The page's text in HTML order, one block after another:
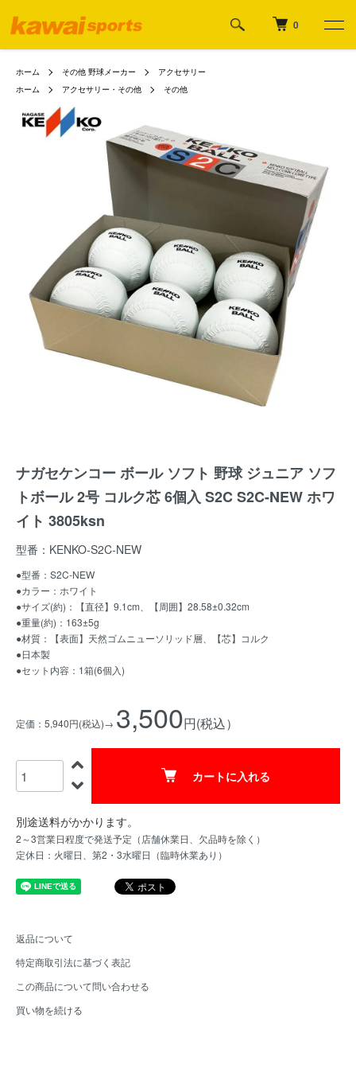
0
ホーム その他 野球メーカー
アクセサリー
ホーム
アクセサリー・その他 その他
ナガセケンコー ボール ソフト 野球 ジュニア ソフ
トボール 2号 コルク芯 6個入 S2C S2C-NEW ホワ
イト 3805ksn
型番：KENKO-S2C-NEW
●型番：S2C-NEW
●カラー：ホワイト
●サイズ(約)：【直径】9.1cm、【周囲】28.58±0.32cm
●重量(約)：163±5g
●材質：【表面】天然ゴムニューソリッド層、【芯】コルク
●日本製
●セット内容：1箱(6個入)
定価：5,940円(税込)→ 3,500円(税込）
カートに入れる
別途送料がかかります。
2～3営業日程度で発送予定（店舗休業日、欠品時を除く）
定休日：火曜日、第2・3水曜日（臨時休業あり）
返品について
特定商取引法に基づく表記
この商品について問い合わせる
買い物を続ける